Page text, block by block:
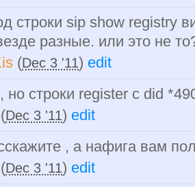
строки sip show registry
разные. или это не
(Dec 3 '11) edit
но строки register с did
(Dec 3 '11) edit
, а нафига вам
(Dec 3 '11) edit